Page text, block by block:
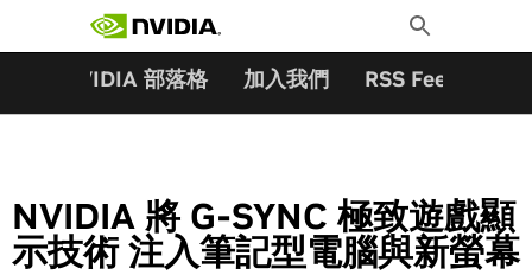
Toggle
Search
NVIDIA 部落格 加入我們 RSS Feeds
NVIDIA 將 G-SYNC 極致遊戲顯
示技術 注入筆記型電腦與新螢幕